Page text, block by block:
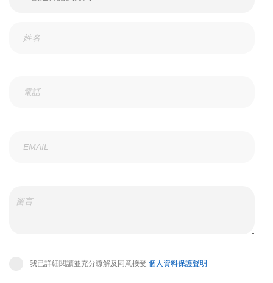
我已詳細閱讀並充分瞭解及同意接受個人資料保護聲明